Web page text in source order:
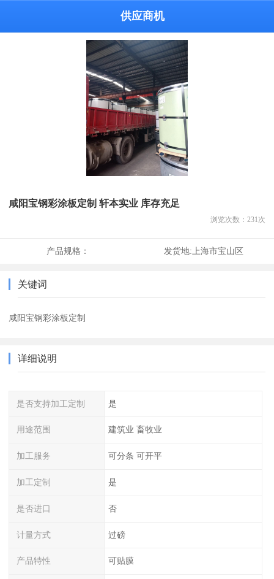
供应商机
咸阳宝钢彩涂板定制 轩本实业 库存充足
浏览次数： 231 次
产品规格： 发货地:上海市宝山区
关键词
咸阳宝钢彩涂板定制
详细说明
是否支持加工定制 是
用途范围 建筑业 畜牧业
加工服务 可分条 可开平
加工定制 是
是否进口 否
计量方式 过磅
产品特性 可贴膜